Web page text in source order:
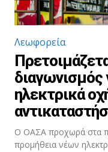
Λεωφορεία
διαγωνισμός
ηλεκτρικά
Ο ΟΑΣΑ προχωρά στα
προμήθεια νέων